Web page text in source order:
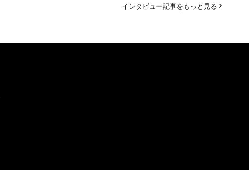
インタビュー記事をもっと見る